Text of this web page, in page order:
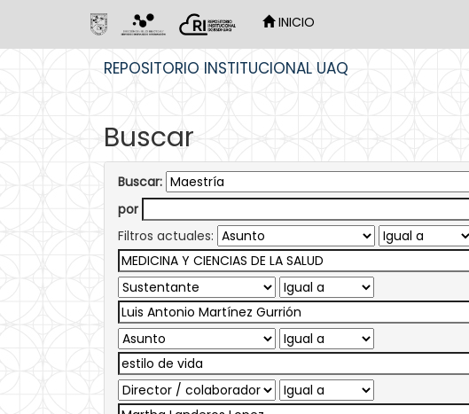
INICIO
REPOSITORIO INSTITUCIONAL UAQ
Buscar
Buscar:
por
Filtros actuales: